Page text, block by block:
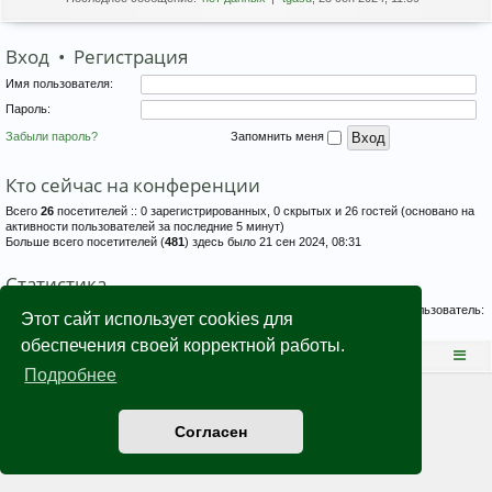
Этот сайт использует cookies для
обеспечения своей корректной работы.
Подробнее
Согласен
Вход • Регистрация
Имя пользователя:
Пароль:
Забыли пароль? Запомнить меня
Кто сейчас на конференции
Всего 26 посетителей :: 0 зарегистрированных, 0 скрытых и 26 гостей (основано на
активности пользователей за последние 5 минут)
Больше всего посетителей (481) здесь было 21 сен 2024, 08:31
Статистика
Всего сообщений: • Всего пользователей:
• Новый пользователь:
Gavrilovad
Диспетчерская Тех.поддержка
Конфиденциальность|Правила